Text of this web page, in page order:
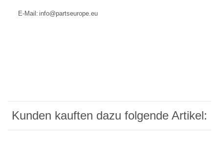
E-Mail: info@partseurope.eu
Kunden kauften dazu folgende Artikel: